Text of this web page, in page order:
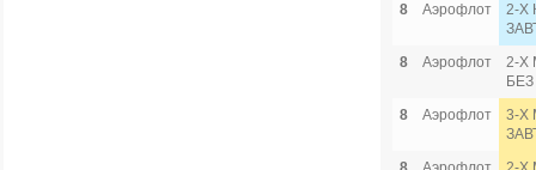
8
Аэрофлот
2-Х
8
Аэрофлот
2-Х
8
Аэрофлот
3-Х